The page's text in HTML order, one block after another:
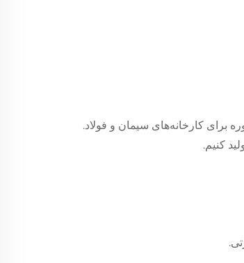
برای کارخانه‌های سیمان و فولاد.
کنیم.